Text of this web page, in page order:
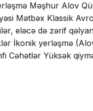
Məşhur Alov
Mətbəx Klassik
eləcə də zərif
İkonik yerləşmə
Yüksək